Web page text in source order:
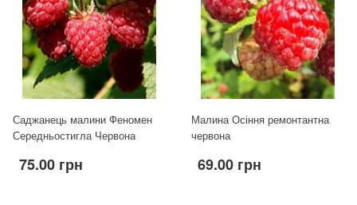
Саджанець малини Феномен
Середньостигла Червона
75.00 грн
Малина Осіння ремонтантна
червона
69.00 грн